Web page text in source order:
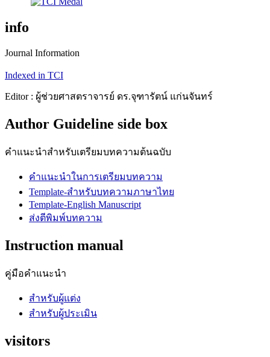
info
Journal Information
Indexed in TCI
Editor : ผู้ช่วยศาสตราจารย์ ดร.จุฑารัตน์ แก่นจันทร์
Author Guideline side box
คำแนะนำสำหรับเตรียมบทความต้นฉบับ
คำแนะนำในการเตรียมบทความ
Template-สำหรับบทความภาษาไทย
Template-English Manuscript
ส่งตีพิมพ์บทความ
Instruction manual
คู่มือคำแนะนำ
สำหรับผู้แต่ง
สำหรับผู้ประเมิน
visitors